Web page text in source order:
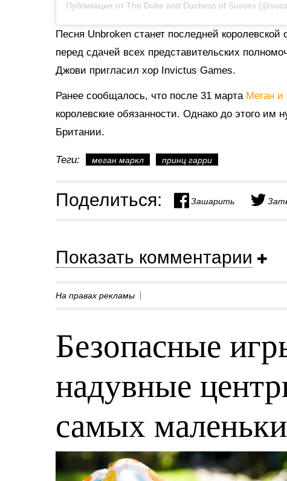
Публикация от The Duke and Duchess of Sussex
Песня Unbroken станет последней
перед сдачей всех представительских
Джови пригласил хор Invictus Games.
Ранее сообщалось, что после 31 марта Меган и
королевские обязанности. Однако до этого им
Британии.
Теги: меган маркл принц гарри
Поделиться: Зашарить
Показать комментарии
На правах рекламы
Безопасные
надувные
самых